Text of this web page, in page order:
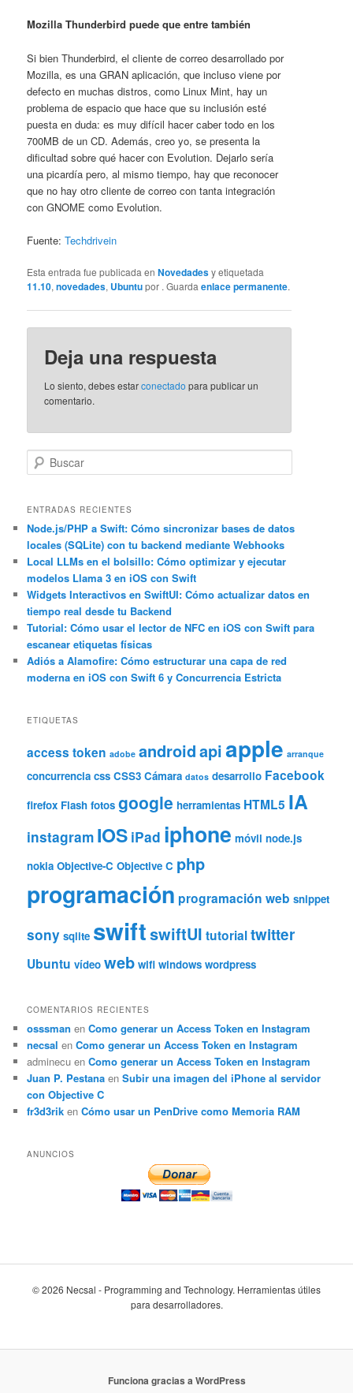
Mozilla Thunderbird puede que entre también
Si bien Thunderbird, el cliente de correo desarrollado por
Mozilla, es una GRAN aplicación, que incluso viene por
defecto en muchas distros, como Linux Mint, hay un
problema de espacio que hace que su inclusión esté
puesta en duda: es muy difícil hacer caber todo en los
700MB de un CD. Además, creo yo, se presenta la
dificultad sobre qué hacer con Evolution. Dejarlo sería
una picardía pero, al mismo tiempo, hay que reconocer
que no hay otro cliente de correo con tanta integración
con GNOME como Evolution.
Fuente:Techdrivein
Esta entrada fue publicada enNovedadesy etiquetada
11.10,novedades, Ubuntupor . Guardaenlace permanente.
Deja una respuesta
Lo siento, debes estarconectado para publicar un
comentario.
u
c
a
r
ENTRADAS RECIENTES
Node.js/PHP a Swift: Cómo sincronizar bases de datos
locales (SQLite) con tu backend mediante Webhooks
Local LLMs en el bolsillo: Cómo optimizar y ejecutar
modelos Llama 3 en iOS con Swift
Widgets Interactivos en SwiftUI: Cómo actualizar datos en
tiempo real desde tu Backend
Tutorial: Cómo usar el lector de NFC en iOS con Swift para
escanear etiquetas físicas
Adiós a Alamofire: Cómo estructurar una capa de red
moderna en iOS con Swift 6 y Concurrencia Estricta
ETIQUETAS
access token adobe androidapiapple arranque
concurrencia css CSS3 Cámara datos desarrollo Facebook
firefox Flash fotos google herramientas HTML5 IA
instagram IOS iPad iphone móvil node.js
nokia Objective-C Objective C php
programación programación web snippet
sony sqlite swiftswiftUI tutorialtwitter
Ubuntu vídeo web wifi windows wordpress
COMENTARIOS RECIENTES
osssman enComo generar un Access Token en Instagram
necsal enComo generar un Access Token en Instagram
adminecu enComo generar un Access Token en Instagram
Juan P. Pestana enSubir una imagen del iPhone al servidor
con Objective C
fr3d3rik enCómo usar un PenDrive como Memoria RAM
ANUNCIOS
© 2026 Necsal - Programming and Technology. Herramientas útiles
para desarrolladores.
Funciona gracias a WordPress